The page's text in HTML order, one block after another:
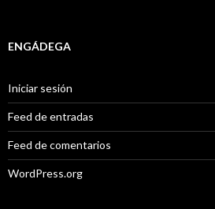
ENGÁDEGA
Iniciar sesión
Feed de entradas
Feed de comentarios
WordPress.org